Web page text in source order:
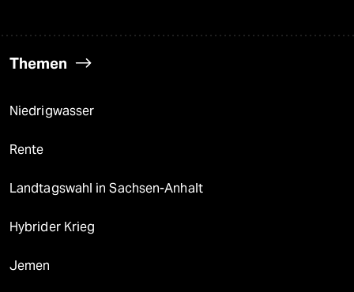
Themen
Niedrigwasser
Rente
Landtagswahl in Sachsen-Anhalt
Hybrider Krieg
Jemen